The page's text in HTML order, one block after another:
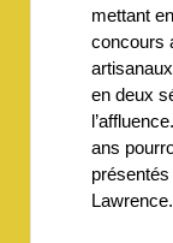
mettant
concours
en deux
ans
Lawrence.